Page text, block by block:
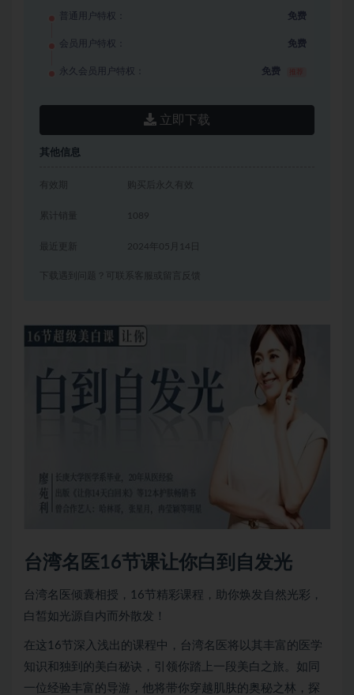
普通用户特权： 免费
会员用户特权： 免费
永久会员用户特权： 免费
立即下载
其他信息
有效期 购买后永久有效
累计销量 1089
2024年05月14日
下载遇到问题？可联系客服或留言反馈
台湾名医16节课让你白到自发光
台湾名医倾囊相授，16节精彩课程，助你焕发自然光彩，
白皙如光源自内而外散发！
在这16节深入浅出的课程中，台湾名医将以其丰富的医学
知识和独到的美白秘诀，引领你踏上一段美白之旅。如同
一位经验丰富的导游，他将带你穿越肌肤的奥秘之林，探